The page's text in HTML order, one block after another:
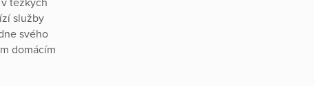
služby
svého
domácím